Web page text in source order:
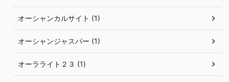
オーシャンカルサイト (1)
オーシャンジャスパー (1)
オーラライト２３ (1)